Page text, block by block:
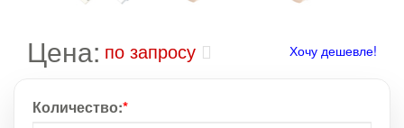
Цена: по запросу Хочу дешевле!
Количество:*